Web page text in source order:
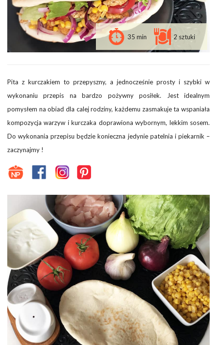
Pita z kurczakiem to przepyszny, a jednocześnie prosty i szybki w
wykonaniu przepis na bardzo pożywny posiłek. Jest idealnym
pomysłem na obiad dla calej rodziny, każdemu zasmakuje ta wspaniała
kompozycja warzyw i kurczaka doprawiona wybornym, lekkim sosem.
Do wykonania przepisu będzie konieczna jedynie patelnia i piekarnik –
zaczynajmy !
35 min 2 sztuki